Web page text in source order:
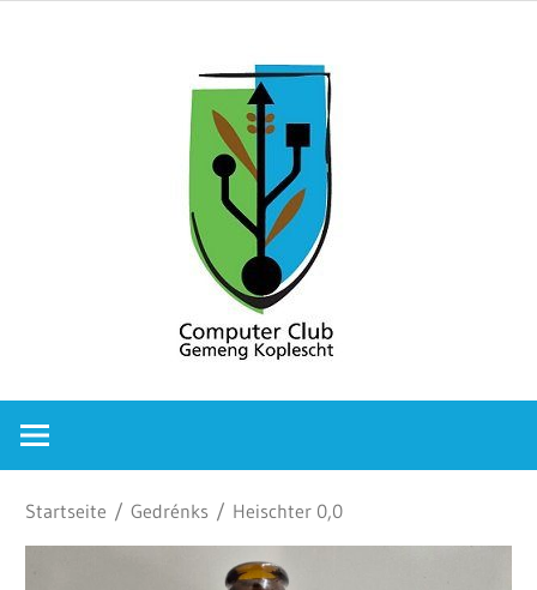
Club
Startseite /Gedrénks / Heischter 0,0